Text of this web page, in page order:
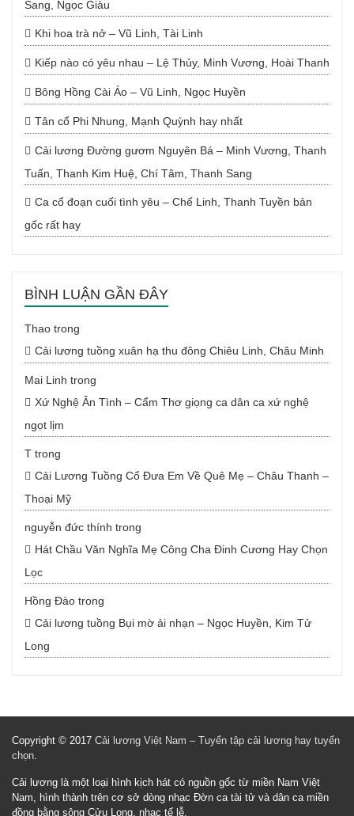
Sang, Ngọc Giàu
Khi hoa trà nở – Vũ Linh, Tài Linh
Kiếp nào có yêu nhau – Lệ Thủy, Minh Vương, Hoài Thanh
Bông Hồng Cài Áo – Vũ Linh, Ngọc Huyền
Tân cổ Phi Nhung, Mạnh Quỳnh hay nhất
Cải lương Đường gươm Nguyên Bá – Minh Vương, Thanh
Tuấn, Thanh Kim Huệ, Chí Tâm, Thanh Sang
Ca cổ đoạn cuối tình yêu – Chế Linh, Thanh Tuyền bản
gốc rất hay
BÌNH LUẬN GẦN ĐÂY
Thao trong
Cải lương tuồng xuân hạ thu đông Chiêu Linh, Châu Minh
Mai Linh trong
Xứ Nghệ Ân Tình – Cẩm Thơ giọng ca dân ca xứ nghệ
ngọt lịm
T trong
Cải Lương Tuồng Cổ Đưa Em Về Quê Mẹ – Châu Thanh –
Thoại Mỹ
nguyễn đức thính trong
Hát Chầu Văn Nghĩa Mẹ Công Cha Đinh Cương Hay Chọn
Lọc
Hồng Đào trong
Cải lương tuồng Bụi mờ ải nhạn – Ngọc Huyền, Kim Tử
Long
Copyright © 2017 Cải lương Việt Nam – Tuyển tập cải lương hay tuyển
chọn.
Cải lương là một loại hình kịch hát có nguồn gốc từ miền Nam Việt
Nam, hình thành trên cơ sở dòng nhạc Đờn ca tài tử và dân ca miền
đồng bằng sông Cửu Long, nhạc tế lễ.